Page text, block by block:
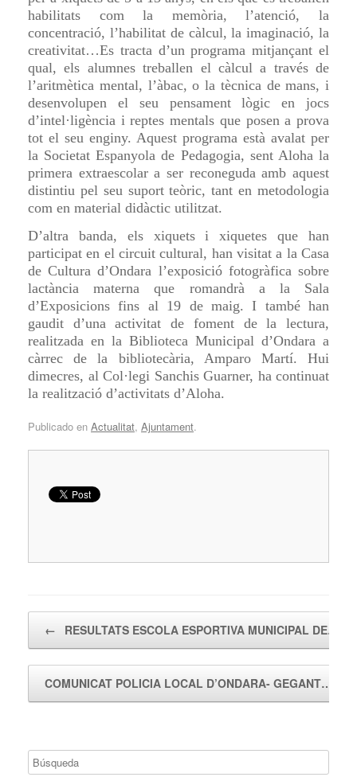
habilitats com la memòria, l’atenció, la
concentració, l’habilitat de càlcul, la imaginació, la
creativitat…Es tracta d’un programa mitjançant el
qual, els alumnes treballen el càlcul a través de
l’aritmètica mental, l’àbac, o la tècnica de mans, i
desenvolupen el seu pensament lògic en jocs
d’intel·ligència i reptes mentals que posen a prova
tot el seu enginy. Aquest programa està avalat per
la Societat Espanyola de Pedagogia, sent Aloha la
primera extraescolar a ser reconeguda amb aquest
distintiu pel seu suport teòric, tant en metodologia
com en material didàctic utilitzat.
D’altra banda, els xiquets i xiquetes que han
participat en el circuit cultural, han visitat a la Casa
de Cultura d’Ondara l’exposició fotogràfica sobre
lactància materna que romandrà a la Sala
d’Exposicions fins al 19 de maig. I també han
gaudit d’una activitat de foment de la lectura,
realitzada en la Biblioteca Municipal d’Ondara a
càrrec de la bibliotecària, Amparo Martí. Hui
dimecres, al Col·legi Sanchis Guarner, ha continuat
la realització d’activitats d’Aloha.
Publicado en Actualitat, Ajuntament.
← RESULTATS ESCOLA ESPORTIVA MUNICIPAL DE…
COMUNICAT POLICIA LOCAL D’ONDARA- GEGANT…